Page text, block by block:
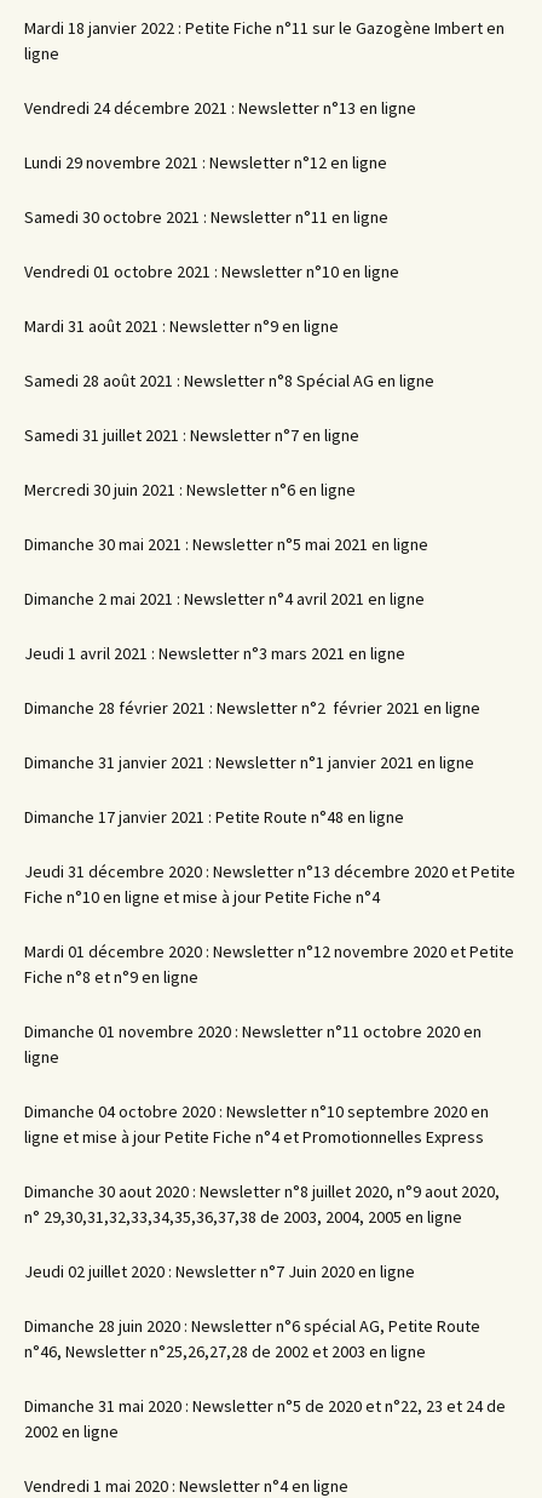
Mardi 18 janvier 2022 : Petite Fiche n°11 sur le Gazogène Imbert en
ligne
Vendredi 24 décembre 2021 : Newsletter n°13 en ligne
Lundi 29 novembre 2021 : Newsletter n°12 en ligne
Samedi 30 octobre 2021 : Newsletter n°11 en ligne
Vendredi 01 octobre 2021 : Newsletter n°10 en ligne
Mardi 31 août 2021 : Newsletter n°9 en ligne
Samedi 28 août 2021 : Newsletter n°8 Spécial AG en ligne
Samedi 31 juillet 2021 : Newsletter n°7 en ligne
Mercredi 30 juin 2021 : Newsletter n°6 en ligne
Dimanche 30 mai 2021 : Newsletter n°5 mai 2021 en ligne
Dimanche 2 mai 2021 : Newsletter n°4 avril 2021 en ligne
Jeudi 1 avril 2021 : Newsletter n°3 mars 2021 en ligne
Dimanche 28 février 2021 : Newsletter n°2 février 2021 en ligne
Dimanche 31 janvier 2021 : Newsletter n°1 janvier 2021 en ligne
Dimanche 17 janvier 2021 : Petite Route n°48 en ligne
Jeudi 31 décembre 2020 : Newsletter n°13 décembre 2020 et Petite
Fiche n°10 en ligne et mise à jour Petite Fiche n°4
Mardi 01 décembre 2020 : Newsletter n°12 novembre 2020 et Petite
Fiche n°8 et n°9 en ligne
Dimanche 01 novembre 2020 : Newsletter n°11 octobre 2020 en
ligne
Dimanche 04 octobre 2020 : Newsletter n°10 septembre 2020 en
ligne et mise à jour Petite Fiche n°4 et Promotionnelles Express
Dimanche 30 aout 2020 : Newsletter n°8 juillet 2020, n°9 aout 2020,
n° 29,30,31,32,33,34,35,36,37,38 de 2003, 2004, 2005 en ligne
Jeudi 02 juillet 2020 : Newsletter n°7 Juin 2020 en ligne
Dimanche 28 juin 2020 : Newsletter n°6 spécial AG, Petite Route
n°46, Newsletter n°25,26,27,28 de 2002 et 2003 en ligne
Dimanche 31 mai 2020 : Newsletter n°5 de 2020 et n°22, 23 et 24 de
2002 en ligne
Vendredi 1 mai 2020 : Newsletter n°4 en ligne